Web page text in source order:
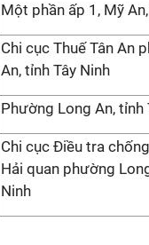
Một phần ấp 1, Mỹ
Chi cục Thuế Tân An
An, tỉnh Tây Ninh
Phường Long An, tỉnh
Chi cục Điều tra
Hải quan phường
Ninh